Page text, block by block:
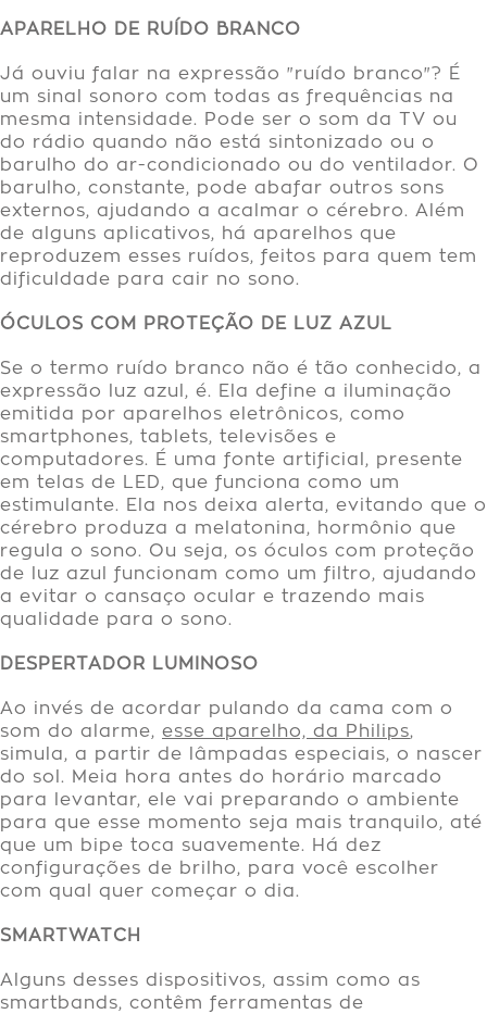
APARELHO DE RUÍDO BRANCO
Já ouviu falar na expressão "ruído branco"? É
um sinal sonoro com todas as frequências na
mesma intensidade. Pode ser o som da TV ou
do rádio quando não está sintonizado ou o
barulho do ar-condicionado ou do ventilador. O
barulho, constante, pode abafar outros sons
externos, ajudando a acalmar o cérebro. Além
de alguns aplicativos, há aparelhos que
reproduzem esses ruídos, feitos para quem tem
dificuldade para cair no sono.
ÓCULOS COM PROTEÇÃO DE LUZ AZUL
Se o termo ruído branco não é tão conhecido, a
expressão luz azul, é. Ela define a iluminação
emitida por aparelhos eletrônicos, como
smartphones, tablets, televisões e
computadores. É uma fonte artificial, presente
em telas de LED, que funciona como um
estimulante. Ela nos deixa alerta, evitando que o
cérebro produza a melatonina, hormônio que
regula o sono. Ou seja, os óculos com proteção
de luz azul funcionam como um filtro, ajudando
a evitar o cansaço ocular e trazendo mais
qualidade para o sono.
DESPERTADOR LUMINOSO
Ao invés de acordar pulando da cama com o
som do alarme, esse aparelho, da Philips,
simula, a partir de lâmpadas especiais, o nascer
do sol. Meia hora antes do horário marcado
para levantar, ele vai preparando o ambiente
para que esse momento seja mais tranquilo, até
que um bipe toca suavemente. Há dez
configurações de brilho, para você escolher
com qual quer começar o dia.
SMARTWATCH
Alguns desses dispositivos, assim como as
smartbands, contêm ferramentas de